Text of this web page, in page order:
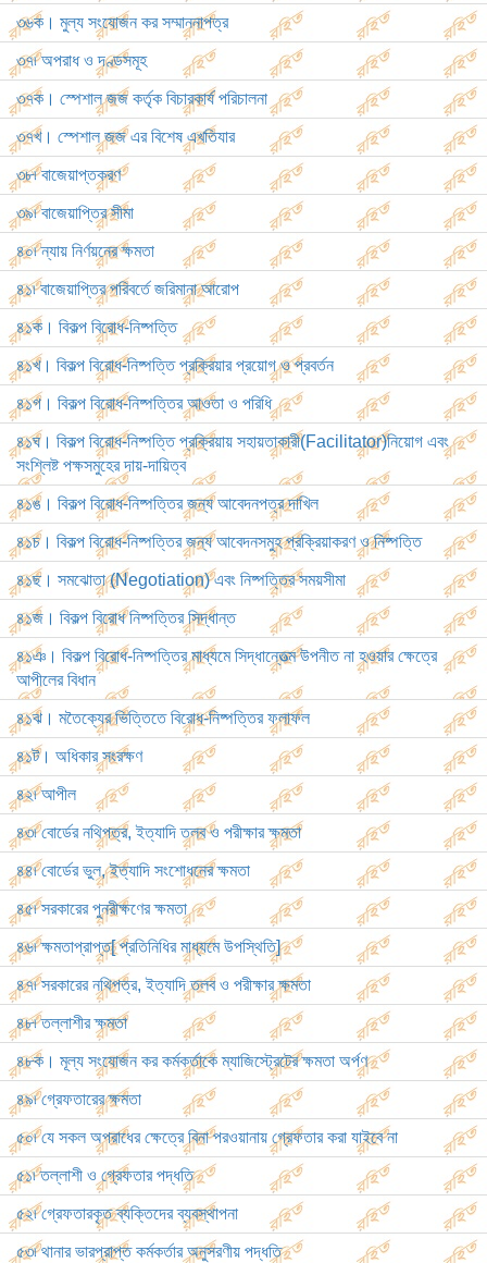
৩৬ক। মুল্য সংযোজন কর সম্মাননাপত্র
৩৭৷ অপরাধ ও দণ্ডসমূহ
৩৭ক। স্পেশাল জজ কর্তৃক বিচারকার্য পরিচালনা
৩৭খ। স্পেশাল জজ এর বিশেষ এখতিযার
৩৮৷ বাজেয়াপ্তকরণ
৩৯৷ বাজেয়াপ্তির সীমা
৪০৷ ন্যায় নির্ণয়নের ক্ষমতা
৪১৷ বাজেয়াপ্তির পরিবর্তে জরিমানা আরোপ
৪১ক। বিকল্প বিরোধ-নিষ্পত্তি
৪১খ। বিকল্প বিরোধ-নিষ্পত্তি প্রক্রিয়ার প্রয়োগ ও প্রবর্তন
৪১গ। বিকল্প বিরোধ-নিষ্পত্তির আওতা ও পরিধি
৪১ঘ। বিকল্প বিরোধ-নিষ্পত্তি প্রক্রিয়ায় সহায়তাকারী(Facilitator)নিয়োগ এবং
সংশ্লিষ্ট পক্ষসমুহের দায়-দায়িত্ব
৪১ঙ। বিকল্প বিরোধ-নিষ্পত্তির জন্য আবেদনপত্র দাখিল
৪১চ। বিকল্প বিরোধ-নিষ্পত্তির জন্য আবেদনসমুহ প্রক্রিয়াকরণ ও নিষ্পত্তি
৪১ছ। সমঝোতা (Negotiation) এবং নিষ্পত্তির সময়সীমা
৪১জ। বিকল্প বিরোধ নিষ্পত্তির সিদ্ধান্ত
৪১ঞ। বিকল্প বিরোধ-নিষ্পত্তির মাধ্যমে সিদ্ধান্তেত্ম উপনীত না হওয়ার ক্ষেত্রে
আপীলের বিধান
৪১ঝ। মতৈক্যের ভিত্তিতে বিরোধ-নিষ্পত্তির ফলাফল
৪১ট। অধিকার সংরক্ষণ
৪২৷ আপীল
৪৩৷ বোর্ডের নথিপত্র, ইত্যাদি তলব ও পরীক্ষার ক্ষমতা
৪৪৷ বোর্ডের ভুল, ইত্যাদি সংশোধনের ক্ষমতা
৪৫৷ সরকারের পুনরীক্ষণের ক্ষমতা
৪৬৷ ক্ষমতাপ্রাপ্ত[ প্রতিনিধির মাধ্যমে উপস্থিতি]
৪৭৷ সরকারের নথিপত্র, ইত্যাদি তলব ও পরীক্ষার ক্ষমতা
৪৮৷ তল্লাশীর ক্ষমতা
৪৮ক। মূল্য সংযোজন কর কর্মকর্তাকে ম্যাজিস্ট্রেটের ক্ষমতা অর্পণ
৪৯৷ গ্রেফতারের ক্ষমতা
৫০৷ যে সকল অপরাধের ক্ষেত্রে বিনা পরওয়ানায় গ্রেফতার করা যাইবে না
৫১৷ তল্লাশী ও গ্রেফতার পদ্ধতি
৫২৷ গ্রেফতারকৃত ব্যক্তিদের ব্যবস্থাপনা
৫৩৷ থানার ভারপ্রাপ্ত কর্মকর্তার অনুসরণীয় পদ্ধতি